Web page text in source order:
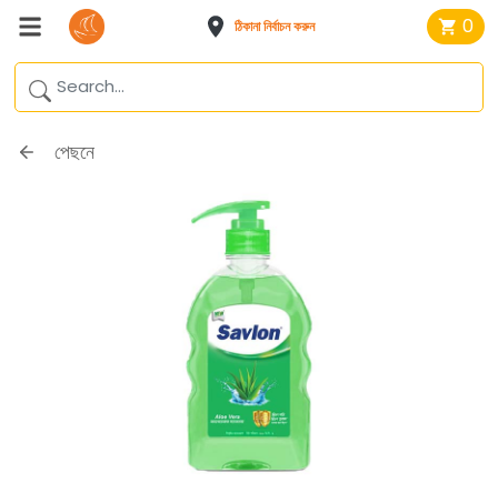
ঠিকানা নির্বাচন করুন 0
পেছনে